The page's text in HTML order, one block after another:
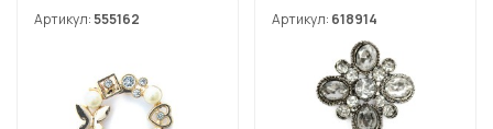
Артикул: 555162 Артикул: 618914